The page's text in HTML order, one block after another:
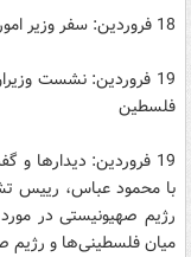
18 فروردین: سفر وزیر امور خارجه کانادا به رام الله و دیدار با محمود عباس
19 فروردین: نشست
فلسطین
19 فروردین: دیدارها
با محمود عباس، رییس
رژیم صهیونیستی در
میان فلسطینی‌ها و رژیم